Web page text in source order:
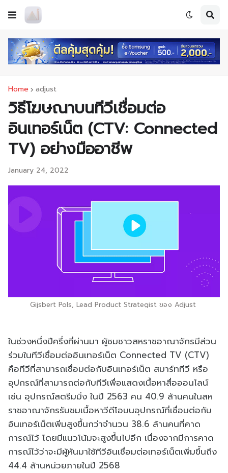
Home adjust
วิธีโฆษณาบนทีวีเชื่อมต่อ
อินเทอร์เน็ต (CTV: Connected
TV) อย่างมืออาชีพ
January 24, 2022
Gijsbert Pols, Lead Product Strategist ของ Adjust
ในช่วงหนึ่งปีครึ่งที่ผ่านมา ผู้ชมชาวสหราชอาณาจักรมีส่วน
ร่วมในทีวีเชื่อมต่ออินเทอร์เน็ต Connected TV (CTV)
คือทีวีที่สามารถเชื่อมต่อกับอินเทอร์เน็ต สมาร์ททีวี หรือ
อุปกรณ์ที่สามารถต่อกับทีวีเพื่อแสดงเนื้อหาสื่อออนไลน์
เช่น อุปกรณ์สตรีมมิ่ง ในปี 2563 คน 40.9 ล้านคนในสห
ราชอาณาจักรรับชมเนื้อหาวีดีโอบนอุปกรณ์ที่เชื่อมต่อกับ
อินเทอร์เน็ตเพิ่มสูงขึ้นกว่าจำนวน 38.6 ล้านคนที่คาด
การณ์ไว้ โดยมีแนวโน้มจะสูงขึ้นไปอีก เนื่องจากมีการคาด
การณ์ไว้ว่าจะมีผู้หันมาใช้ทีวีอินเชื่อมต่อเทอร์เน็ตเพิ่มขึ้นถึง
44.4 ล้านหน่วยภายในปี 2568